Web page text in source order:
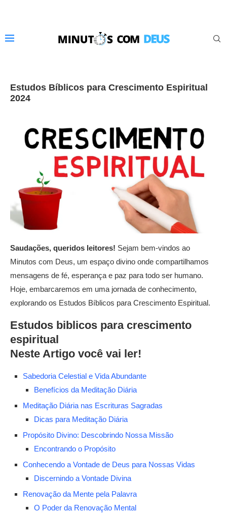
Estudos Bíblicos para Crescimento Espiritual
2024
Saudações, queridos leitores! Sejam bem-vindos ao
Minutos com Deus, um espaço divino onde compartilhamos
mensagens de fé, esperança e paz para todo ser humano.
Hoje, embarcaremos em uma jornada de conhecimento,
explorando os Estudos Bíblicos para Crescimento Espiritual.
Estudos biblicos para crescimento
espiritual
Neste Artigo você vai ler!
Sabedoria Celestial e Vida Abundante
Benefícios da Meditação Diária
Meditação Diária nas Escrituras Sagradas
Dicas para Meditação Diária
Propósito Divino: Descobrindo Nossa Missão
Encontrando o Propósito
Conhecendo a Vontade de Deus para Nossas Vidas
Discernindo a Vontade Divina
Renovação da Mente pela Palavra
O Poder da Renovação Mental